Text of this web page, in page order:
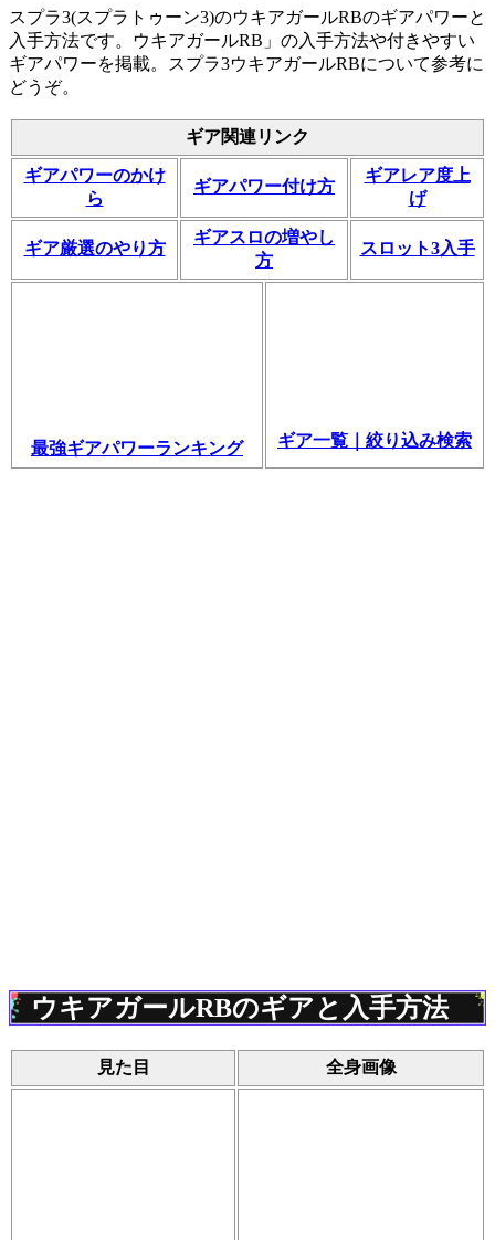
スプラ3(スプラトゥーン3)のウキアガールRBのギアパワーと
入手方法です。ウキアガールRB」の入手方法や付きやすい
ギアパワーを掲載。スプラ3ウキアガールRBについて参考に
どうぞ。
ギア関連リンク
ギアパワーのかけ
ら
ギアパワー付け方
ギアレア度上
げ
ギア厳選のやり方
ギアスロの増やし
方
スロット3入手
最強ギアパワーランキング ギア一覧｜絞り込み検索
ウキアガールRBのギアと入手方法
見た目 全身画像